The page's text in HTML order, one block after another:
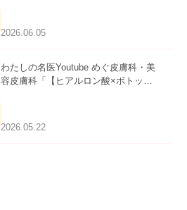
2026.06.05
わたしの名医Youtube めぐ皮膚科・美
容皮膚科「【ヒアルロン酸×ボトック
た。
2026.05.22